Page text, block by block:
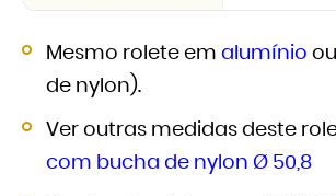
Mesmo rolete em alumínio ou
de nylon).
Ver outras medidas deste
com bucha de nylon Ø 50,8